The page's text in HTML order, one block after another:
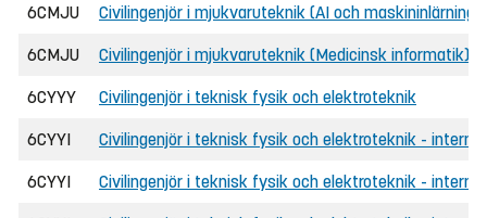
6CMJU Civilingenjör i mjukvaruteknik (AI och maskininlärning)
6CMJU Civilingenjör i mjukvaruteknik (Medicinsk informatik)
6CYYY Civilingenjör i teknisk fysik och elektroteknik
6CYYI Civilingenjör i teknisk fysik och elektroteknik -
6CYYI Civilingenjör i teknisk fysik och elektroteknik -